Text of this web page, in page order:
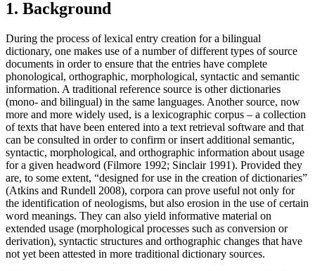
1. Background
During the process of lexical entry creation for a bilingual
dictionary, one makes use of a number of different types of source
documents in order to ensure that the entries have complete
phonological, orthographic, morphological, syntactic and semantic
information. A traditional reference source is other dictionaries
(mono- and bilingual) in the same languages. Another source, now
more and more widely used, is a lexicographic corpus – a collection
of texts that have been entered into a text retrieval software and that
can be consulted in order to confirm or insert additional semantic,
syntactic, morphological, and orthographic information about usage
for a given headword (Filmore 1992; Sinclair 1991). Provided they
are, to some extent, “designed for use in the creation of dictionaries”
(Atkins and Rundell 2008), corpora can prove useful not only for
the identification of neologisms, but also erosion in the use of certain
word meanings. They can also yield informative material on
extended usage (morphological processes such as conversion or
derivation), syntactic structures and orthographic changes that have
not yet been attested in more traditional dictionary sources.